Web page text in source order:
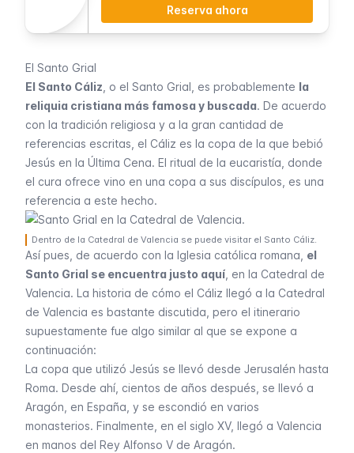
Reserva ahora
El Santo Grial
El Santo Cáliz , o el Santo Grial, es probablemente la
reliquia cristiana más famosa y buscada. De acuerdo
con la tradición religiosa y a la gran cantidad de
referencias escritas, el Cáliz es la copa de la que bebió
Jesús en la Última Cena. El ritual de la eucaristía, donde
el cura ofrece vino en una copa a sus discípulos, es una
referencia a este hecho.
Dentro de la Catedral de Valencia se puede visitar el Santo Cáliz.
Así pues, de acuerdo con la Iglesia católica romana, el
Santo Grial se encuentra justo aquí , en la Catedral de
Valencia. La historia de cómo el Cáliz llegó a la Catedral
de Valencia es bastante discutida, pero el itinerario
supuestamente fue algo similar al que se expone a
continuación:
La copa que utilizó Jesús se llevó desde Jerusalén hasta
Roma. Desde ahí, cientos de años después, se llevó a
Aragón, en España, y se escondió en varios
monasterios. Finalmente, en el siglo XV, llegó a Valencia
en manos del Rey Alfonso V de Aragón.